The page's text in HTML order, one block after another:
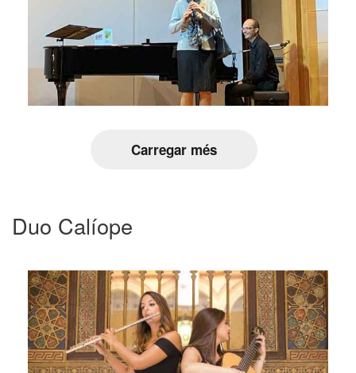
Carregar més
Duo Calíope